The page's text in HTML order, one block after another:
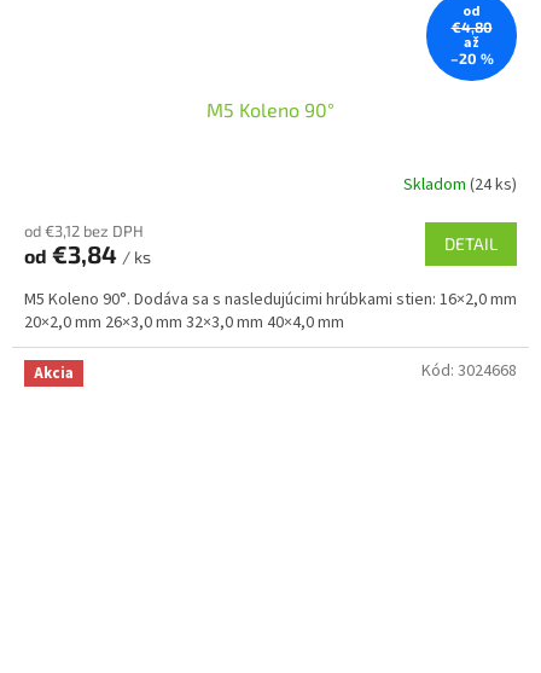
od
€4,80
až
–20 %
M5 Koleno 90°
Skladom (24 ks)
od €3,12 bez DPH
od €3,84 / ks
DETAIL
M5 Koleno 90°. Dodáva sa s nasledujúcimi hrúbkami stien: 16×2,0 mm
20×2,0 mm 26×3,0 mm 32×3,0 mm 40×4,0 mm
Akcia Kód: 3024668